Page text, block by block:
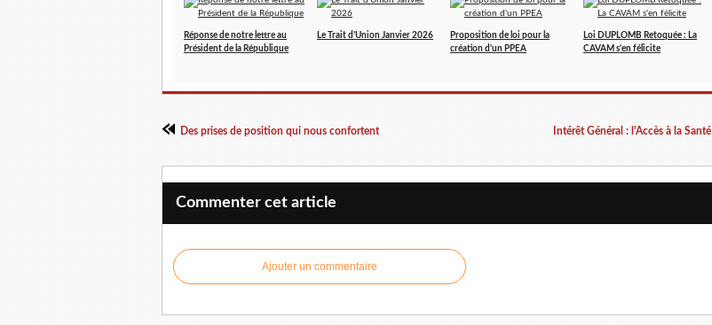
Réponse de notre lettre au
Président de la République
Le Trait d'Union Janvier 2026
Proposition de loi pour la
création d'un PPEA
Loi DUPLOMB Retoquée : La
CAVAM s'en félicite
Des prises de position qui nous confortent Intérêt Général : l'Accès à la Santé
Commenter cet article
Ajouter un commentaire